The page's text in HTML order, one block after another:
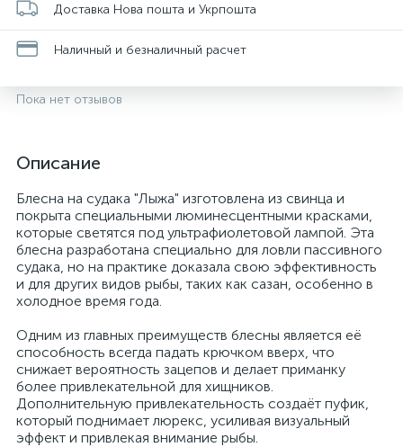
Доставка Нова пошта и Укрпошта
Наличный и безналичный расчет
Пока нет отзывов
Описание
Блесна на судака "Лыжа" изготовлена из свинца и
покрыта специальными люминесцентными красками,
которые светятся под ультрафиолетовой лампой. Эта
блесна разработана специально для ловли пассивного
судака, но на практике доказала свою эффективность
и для других видов рыбы, таких как сазан, особенно в
холодное время года.
Одним из главных преимуществ блесны является её
способность всегда падать крючком вверх, что
снижает вероятность зацепов и делает приманку
более привлекательной для хищников.
Дополнительную привлекательность создаёт пуфик,
который поднимает люрекс, усиливая визуальный
эффект и привлекая внимание рыбы.